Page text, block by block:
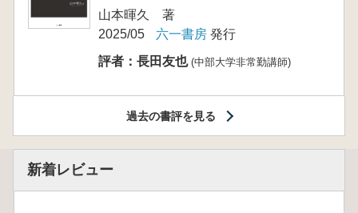
山本暉久 著
2025/05
六一書房 発行
評者：長田友也 (中部大学非常勤講師)
過去の書評を見る
新着レビュー